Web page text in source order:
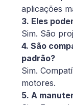
aplicações
3. Eles
Sim. São
4. São
padrão?
Sim.
motores.
5. A